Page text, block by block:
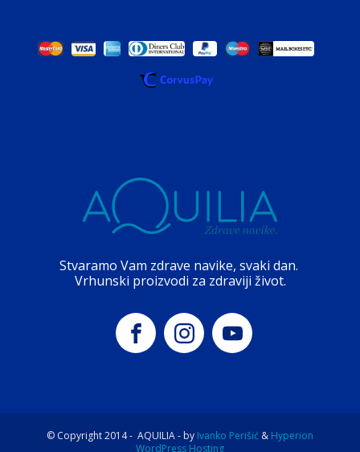
Stvaramo Vam zdrave navike, svaki dan.
Vrhunski proizvodi za zdraviji život.
© Copyright 2014 - AQUILIA - by Ivanko Perišić & Hyperion
WordPress Hosting